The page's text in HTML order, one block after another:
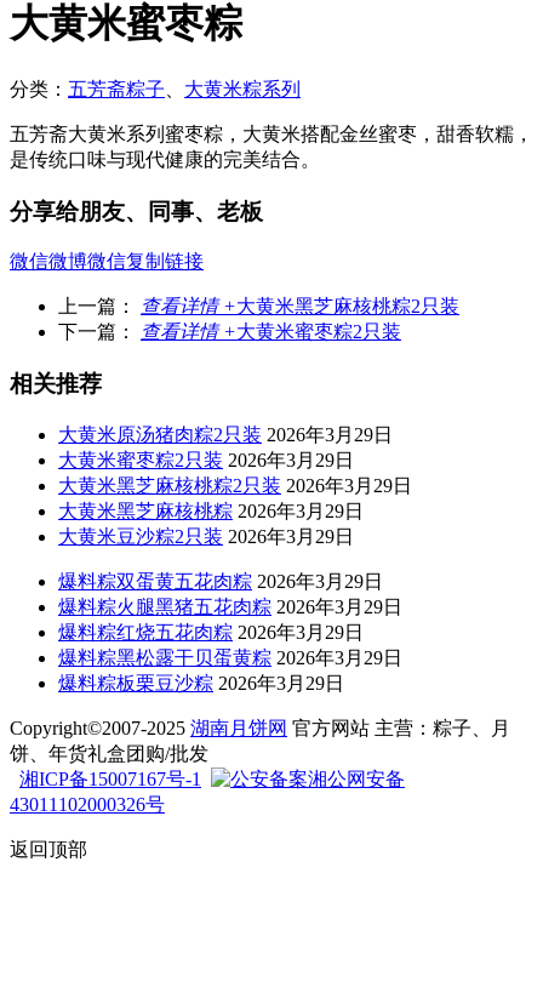
大黄米蜜枣粽
分类： 五芳斋粽子 大黄米粽系列
五芳斋大黄米系列蜜枣粽，大黄米搭配金丝蜜枣，甜香软糯，
是传统口味与现代健康的完美结合。
分享给朋友、同事、老板
微信微博微信复制链接
上一篇： 查看详情 +大黄米黑芝麻核桃粽2只装
下一篇：
查看详情 +大黄米蜜枣粽2只装
相关推荐
大黄米原汤猪肉粽2只装 2026年3月29日
大黄米蜜枣粽2只装 2026年3月29日
大黄米黑芝麻核桃粽2只装 2026年3月29日
大黄米黑芝麻核桃粽 2026年3月29日
大黄米豆沙粽2只装 2026年3月29日
爆料粽双蛋黄五花肉粽 2026年3月29日
爆料粽火腿黑猪五花肉粽 2026年3月29日
爆料粽红烧五花肉粽 2026年3月29日
爆料粽黑松露干贝蛋黄粽 2026年3月29日
爆料粽板栗豆沙粽 2026年3月29日
Copyright©2007-2025 湖南月饼网 官方网站 主营：粽子、月
饼、年货礼盒团购/批发
湘ICP备15007167号-1
湘公网安备
43011102000326号
返回顶部